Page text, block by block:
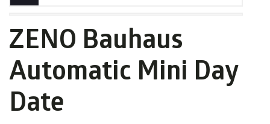
ZENO Bauhaus
Automatic Mini Day
Date